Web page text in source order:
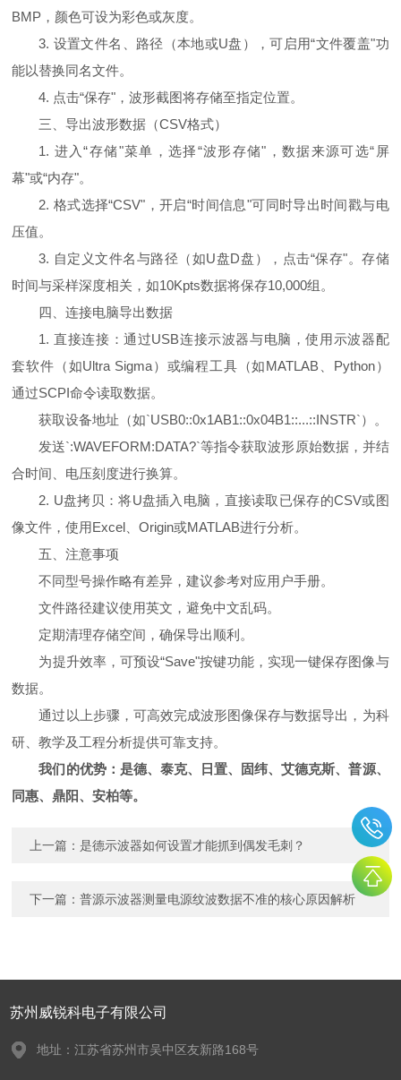
BMP，颜色可设为彩色或灰度。
3. 设置文件名、路径（本地或U盘），可启用“文件覆盖"功
能以替换同名文件。
4. 点击“保存"，波形截图将存储至指定位置。
三、导出波形数据（CSV格式）
1. 进入“存储"菜单，选择“波形存储"，数据来源可选“屏
幕"或“内存"。
2. 格式选择“CSV"，开启“时间信息"可同时导出时间戳与电
压值。
3. 自定义文件名与路径（如U盘D盘），点击“保存"。存储
时间与采样深度相关，如10Kpts数据将保存10,000组。
四、连接电脑导出数据
1. 直接连接：通过USB连接示波器与电脑，使用示波器配
套软件（如Ultra Sigma）或编程工具（如MATLAB、Python）
通过SCPI命令读取数据。
获取设备地址（如`USB0::0x1AB1::0x04B1::...::INSTR`）。
发送`:WAVEFORM:DATA?`等指令获取波形原始数据，并结
合时间、电压刻度进行换算。
2. U盘拷贝：将U盘插入电脑，直接读取已保存的CSV或图
像文件，使用Excel、Origin或MATLAB进行分析。
五、注意事项
不同型号操作略有差异，建议参考对应用户手册。
文件路径建议使用英文，避免中文乱码。
定期清理存储空间，确保导出顺利。
为提升效率，可预设“Save"按键功能，实现一键保存图像与
数据。
通过以上步骤，可高效完成波形图像保存与数据导出，为科
研、教学及工程分析提供可靠支持。
我们的优势：是德、泰克、日置、固纬、艾德克斯、普源、
同惠、鼎阳、安柏等。
上一篇：是德示波器如何设置才能抓到偶发毛刺？
下一篇：普源示波器测量电源纹波数据不准的核心原因解析
苏州威锐科电子有限公司
地址：江苏省苏州市吴中区友新路168号